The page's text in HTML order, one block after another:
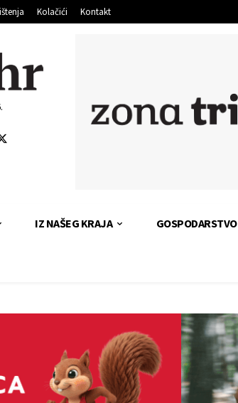
Kolačići Kontakt
IZ NAŠEG KRAJA GOSPODARSTVO